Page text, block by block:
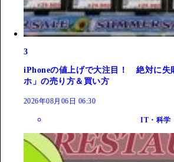
3
iPhoneの値上げで大注目！ 絶対に失
ホ」の売り方＆買い方
2026年08月06日 06:30
IT・科学